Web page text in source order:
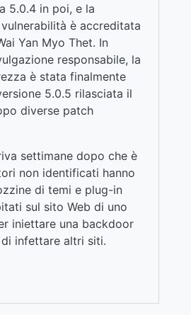
5.0.4 in poi, e la
è accreditata
Yan Myo Thet. In
responsabile, la
è stata finalmente
5.0.5 rilasciata il
diverse patch
settimane dopo che è
non identificati hanno
di temi e plug-in
sul sito Web di uno
iniettare una backdoor
infettare altri siti.